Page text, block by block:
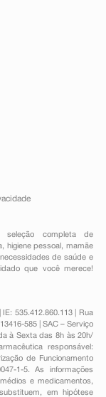
seleção completa de
, higiene pessoal ,mamãe
de saúde e
que você merece!
535.412.860.113 | Rua
585 | SAC – Serviço
à Sexta das 8h às 20h/
responsável:
de Funcionamento
1-5. As informações
e medicamentos,
em hipótese